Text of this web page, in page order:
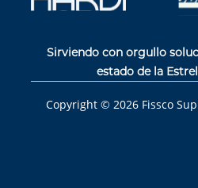
Sirviendo con orgullo
estado de la
Copyright © 2026 Fissco